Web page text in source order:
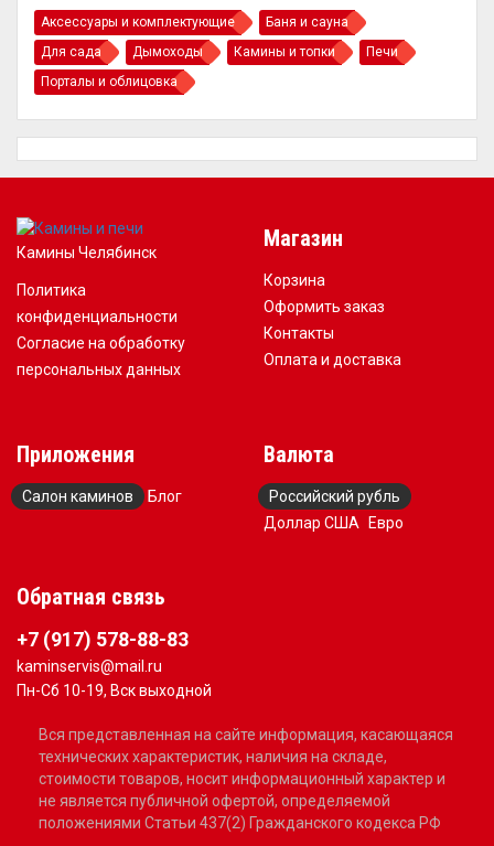
Аксессуары и комплектующие
Баня и сауна
Для сада
Дымоходы Камины и топки
Печи
Порталы и облицовка
Камины Челябинск
Политика
конфиденциальности
Согласие на обработку
персональных данных
Магазин
Корзина
Оформить заказ
Контакты
Оплата и доставка
Приложения
Салон каминов Блог
Валюта
Российский рубль
Доллар США
Евро
Обратная связь
+7 (917) 578-88-83
kaminservis@mail.ru
Пн-Сб 10-19, Вск выходной
Вся представленная на сайте информация, касающаяся
технических характеристик, наличия на складе,
стоимости товаров, носит информационный характер и
не является публичной офертой, определяемой
положениями Статьи 437(2) Гражданского кодекса РФ